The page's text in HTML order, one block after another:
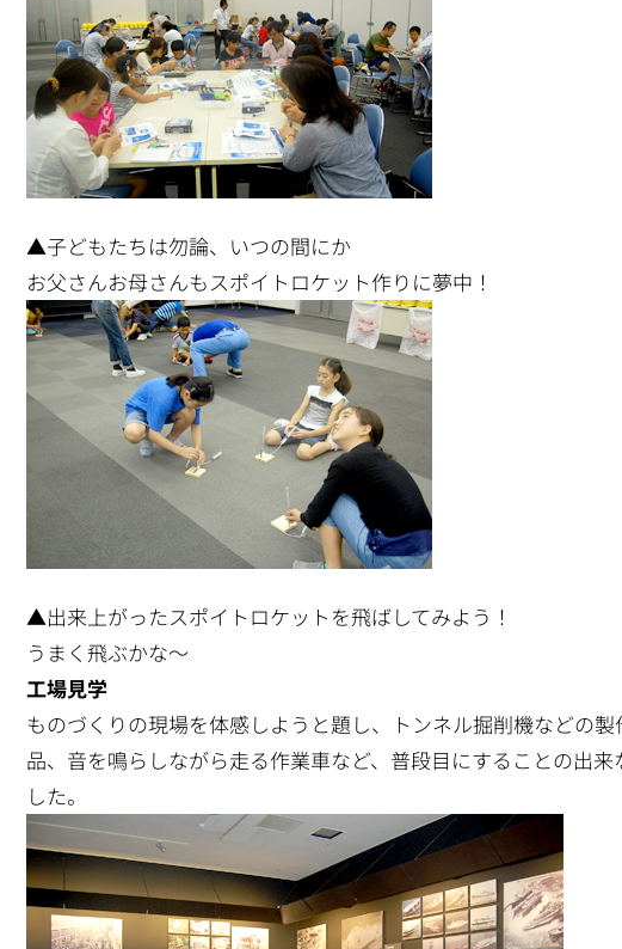
▲子どもたちは勿論、いつの間にか
お父さんお母さんもスポイトロケット作りに夢中！
▲出来上がったスポイトロケットを飛ばしてみよう！
うまく飛ぶかな～
工場見学
ものづくりの現場を体感しようと題し、トンネル掘削機などの
品、音を鳴らしながら走る作業車など、普段目にすることの出
した。